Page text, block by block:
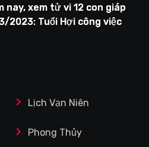
nay, xem tử vi 12 con giáp
2023: Tuổi Hợi công việc
Lịch Vạn Niên
Phong Thủy